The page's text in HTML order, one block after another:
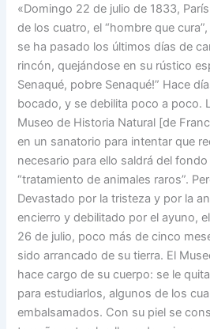
«Domingo 22 de julio de 1833,
de los cuatro, el “hombre que
se ha pasado los últimos días de
rincón, quejándose en su rústico
Senaqué, pobre Senaqué!” Hace
bocado, y se debilita poco a poco.
Museo de Historia Natural [de
en un sanatorio para intentar que
necesario para ello saldrá del
“tratamiento de animales raros”.
Devastado por la tristeza y por la
encierro y debilitado por el ayuno,
26 de julio, poco más de cinco
sido arrancado de su tierra. El
hace cargo de su cuerpo: se le
para estudiarlos, algunos de los
embalsamados. Con su piel se